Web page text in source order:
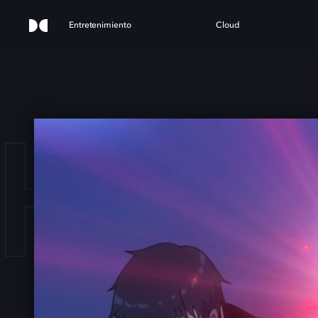
Entretenimiento Cloud